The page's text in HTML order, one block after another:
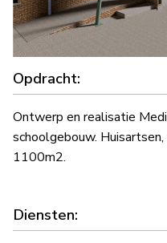
Opdracht:
Ontwerp en realisatie
schoolgebouw.
1100m2.
Diensten: